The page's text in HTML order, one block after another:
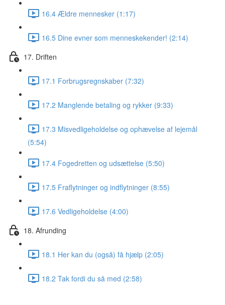
16.4 Ældre mennesker (1:17)
16.5 Dine evner som menneskekender! (2:14)
17. Driften
17.1 Forbrugsregnskaber (7:32)
17.2 Manglende betaling og rykker (9:33)
17.3 Misvedligeholdelse og ophævelse af lejemål
(5:54)
17.4 Fogedretten og udsættelse (5:50)
17.5 Fraflytninger og indflytninger (8:55)
17.6 Vedligeholdelse (4:00)
18. Afrunding
18.1 Her kan du (også) få hjælp (2:05)
18.2 Tak fordi du så med (2:58)